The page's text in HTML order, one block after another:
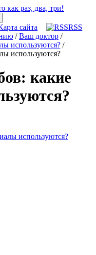
сайта
RSS
/Ваш доктор /
используются? /
используются?
какие